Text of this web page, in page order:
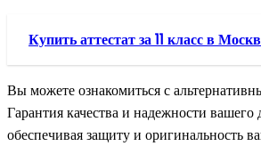
Купить аттестат за 11 класс в
Вы можете ознакомиться с
Гарантия качества и надежности
обеспечивая защиту и оригинальность